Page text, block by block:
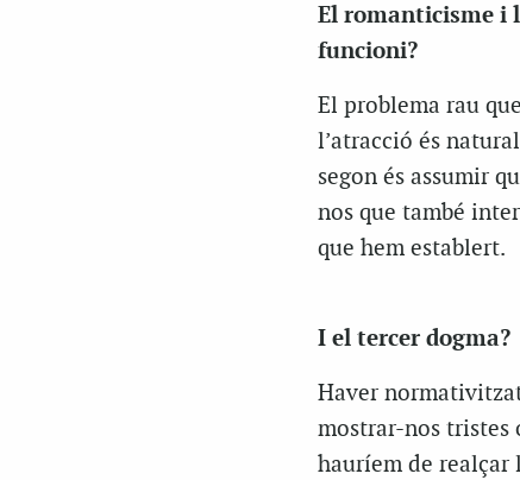
El romanticisme i
funcioni?
El problema rau
l’atracció és
segon és assumir
nos que també
que hem establert.
I el tercer dogma?
Haver
mostrar-nos tristes
hauríem de realçar